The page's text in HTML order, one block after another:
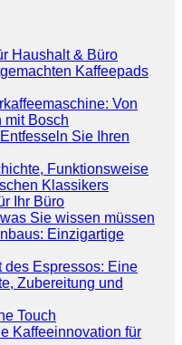
Haushalt & Büro
Kaffeepads
Von
mit Bosch
Sie Ihren
Funktionsweise
Klassikers
Ihr Büro
Sie wissen müssen
Einzigartige
des Espressos: Eine
Zubereitung und
Touch
Kaffeeinnovation für